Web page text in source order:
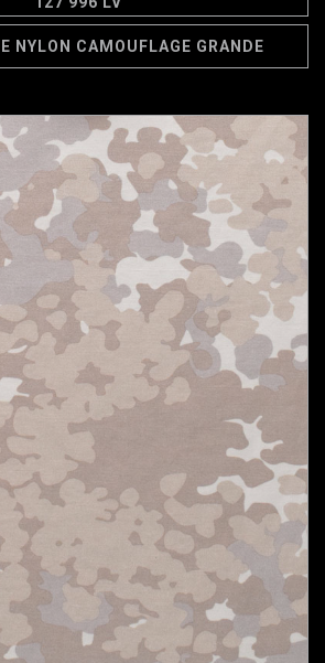
NYLON CAMOUFLAGE GRANDE